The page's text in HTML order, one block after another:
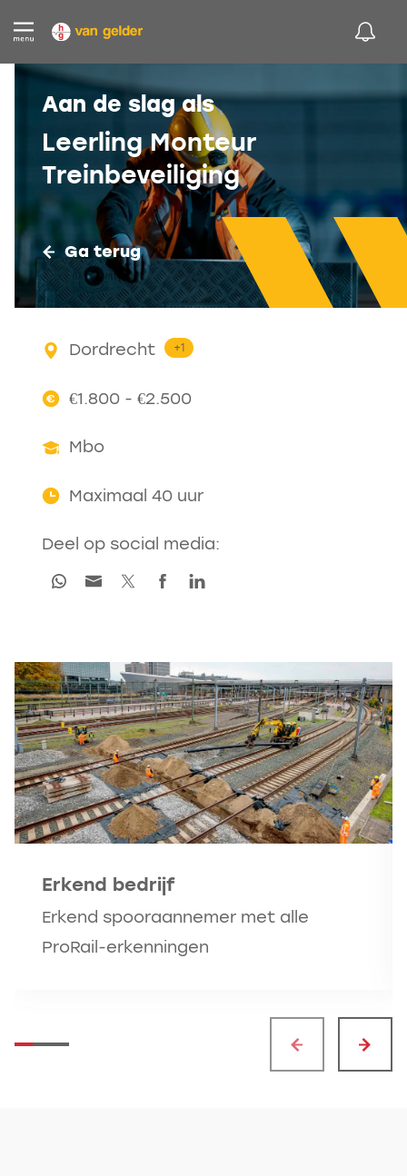
Leerling Monteur
Treinbeveiliging
Aan de slag als
Ga terug
Dordrecht +1
€1.800 - €2.500
Mbo
Maximaal 40 uur
Deel op social media:
Erkend bedrijf
Erkend spooraannemer met alle
ProRail-erkenningen